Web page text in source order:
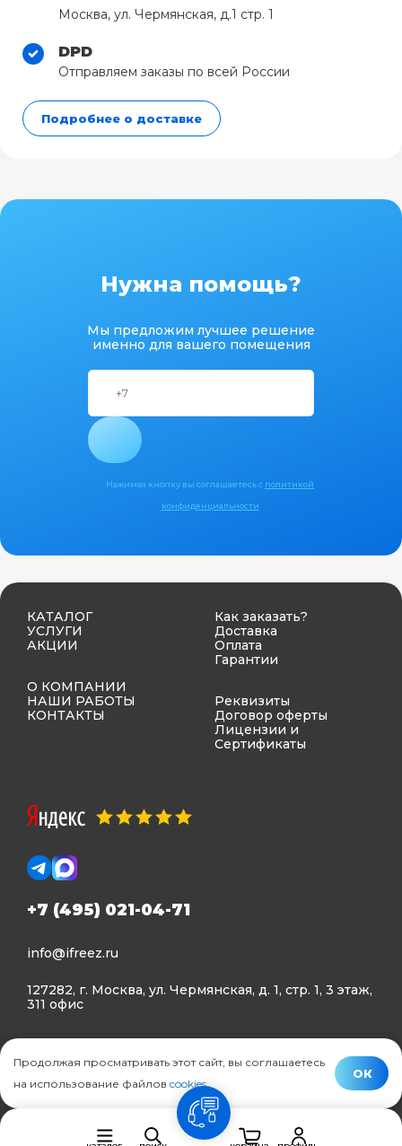
Москва, ул. Чермянская, д.1 стр. 1
DPD
Отправляем заказы по всей России
Подробнее о доставке
Нужна помощь?
Мы предложим лучшее решение
именно для вашего помещения
Нажимая кнопку вы соглашаетесь с политикой
конфиденциальности
КАТАЛОГ
УСЛУГИ
АКЦИИ
О КОМПАНИИ
НАШИ РАБОТЫ
КОНТАКТЫ
Как заказать?
Доставка
Оплата
Гарантии
Реквизиты
Договор оферты
Лицензии и
Сертификаты
+7 (495) 021-04-71
info@ifreez.ru
127282, г. Москва, ул. Чермянская, д. 1, стр. 1, 3 этаж,
311 офис
Политика конфиденциальности
© Ifreez - продажа и установка климатической техники,
связь
Продолжая просматривать этот сайт, вы соглашаетесь
на использование файлов cookies.
ОК